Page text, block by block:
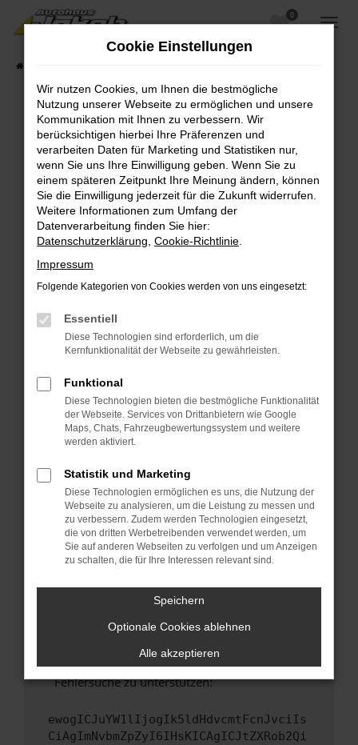
Zum
Hauptinhalt
0
Fehler: Network Error
Beim Laden ist ein Fehler aufgetreten.
Hier sind ein paar Tipps, die dir helfen können:
Überprüfe deine Firewall und deine
Internetverbindung.
Laden andere Webseiten, zum Beispiel deine
Suchmaschine?
Prüfe deine Browsererweiterungen.
Manche Erweiterungen, wie Werbeblocker,
können das Laden bestimmter Seiten
verhindern. Funktioniert die Seite in einem
Fenster?
Starte dein Gerät neu.
Das kann manchmal helfen, vorübergehende
Probleme zu beheben.
Betriebssystem auf dem neuesten Stand
sind.
Veraltete Software birgt nicht nur ein
Sicherheitsrisiko, sondern kann auch dazu
führen, dass bestimmte Funktionen nicht mehr
unterstützt werden.
Wende dich an den Webseitenbetreiber.
Wenn du alle oben genannten Schritte versucht
hast, kontaktiere uns bitte. Wir werden
versuchen, das Problem zu beheben. Du kannst
uns diesen Text schicken, um uns bei der
Fehlersuche zu unterstützen:
ewogICJuYW1lIjogIk5ldHdvcmtFcnJvciIs
CiAgImNvbmZpZyI6IHsKICAgICJtZXRob2Qi
Cookie Einstellungen
Wir nutzen Cookies, um Ihnen die bestmögliche
Nutzung unserer Webseite zu ermöglichen und unsere
Kommunikation mit Ihnen zu verbessern. Wir
berücksichtigen hierbei Ihre Präferenzen und
verarbeiten Daten für Marketing und Statistiken nur,
wenn Sie uns Ihre Einwilligung geben. Wenn Sie zu
einem späteren Zeitpunkt Ihre Meinung ändern, können
Sie die Einwilligung jederzeit für die Zukunft widerrufen.
Weitere Informationen zum Umfang der
Datenverarbeitung finden Sie hier:
Datenschutzerklärung Cookie-Richtlinie
Impressum
Folgende Kategorien von Cookies werden von uns eingesetzt:
Essentiell
Diese Technologien sind erforderlich, um die
Kernfunktionalität der Webseite zu gewährleisten.
Funktional
Diese Technologien bieten die bestmögliche Funktionalität
der Webseite. Services von Drittanbietern wie Google
Maps, Chats, Fahrzeugbewertungssystem und weitere
werden aktiviert.
Statistik und Marketing
Diese Technologien ermöglichen es uns, die Nutzung der
Webseite zu analysieren, um die Leistung zu messen und
zu verbessern. Zudem werden Technologien eingesetzt,
die von dritten Werbetreibenden verwendet werden, um
Sie auf anderen Webseiten zu verfolgen und um Anzeigen
zu schalten, die für Ihre Interessen relevant sind.
Speichern
Optionale Cookies ablehnen
Alle akzeptieren